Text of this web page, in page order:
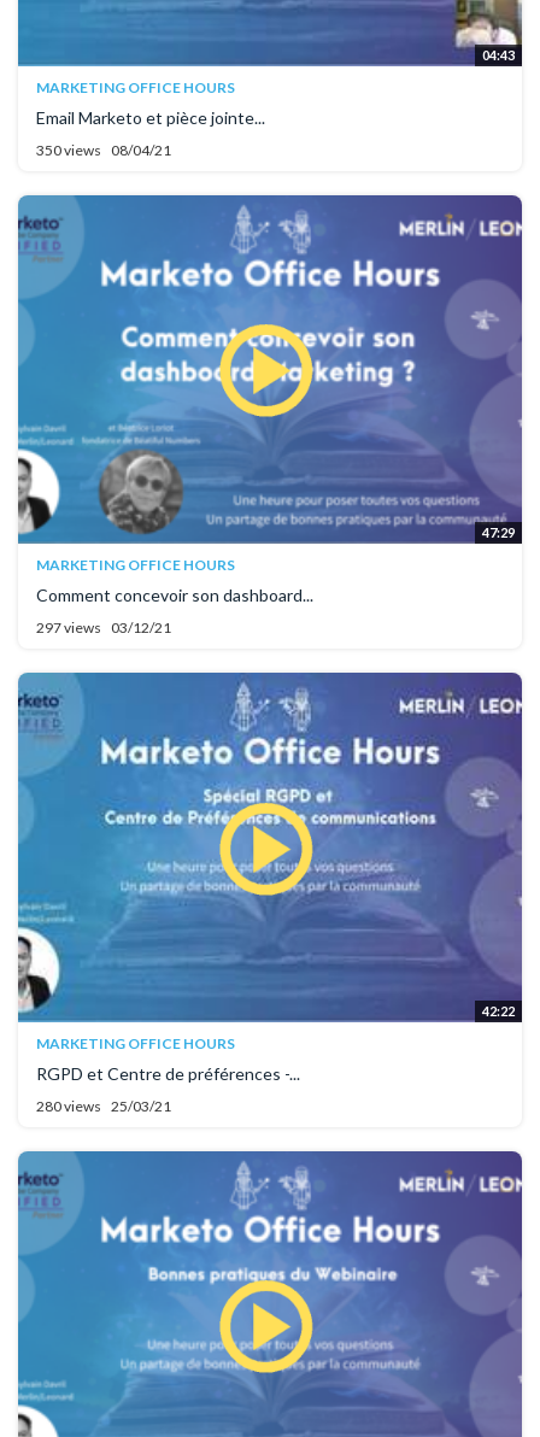
04:43
MARKETING OFFICE HOURS
Email Marketo et pièce jointe...
350 views 08/04/21
47:29
MARKETING OFFICE HOURS
Comment concevoir son dashboard...
297 views 03/12/21
42:22
MARKETING OFFICE HOURS
RGPD et Centre de préférences -...
280 views 25/03/21